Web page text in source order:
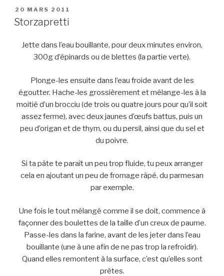
PUBLIÉ
LE
20 MARS 2011
Storzapretti
Jette dans l’eau bouillante, pour deux minutes environ,
300g d’épinards ou de blettes (la partie verte).
Plonge-les ensuite dans l’eau froide avant de les
égoutter. Hache-les grossièrement et mélange-les à la
moitié d’un brocciu (de trois ou quatre jours pour qu’il soit
assez ferme), avec deux jaunes d’œufs battus, puis un
peu d’origan et de thym, ou du persil, ainsi que du sel et
du poivre.
Si ta pâte te paraît un peu trop fluide, tu peux arranger
cela en ajoutant un peu de fromage râpé, du parmesan
par exemple.
Une fois le tout mélangé comme il se doit, commence à
façonner des boulettes de la taille d’un creux de paume.
Passe-les dans la farine, avant de les jeter dans l’eau
bouillante (une à une afin de ne pas trop la refroidir).
Quand elles remontent à la surface, c’est qu’elles sont
prêtes.